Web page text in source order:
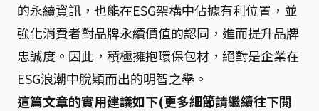
的永續資訊，也能在ESG架構中佔據有利位置，並
強化消費者對品牌永續價值的認同，進而提升品牌
忠誠度。因此，積極擁抱環保包材，絕對是企業在
ESG浪潮中脫穎而出的明智之舉。
這篇文章的實用建議如下(更多細節請繼續往下閱